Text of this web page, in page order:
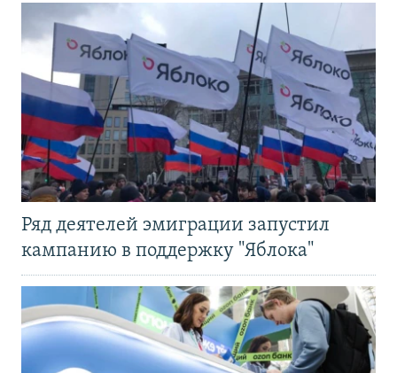
Ряд деятелей эмиграции запустил
кампанию в поддержку "Яблока"